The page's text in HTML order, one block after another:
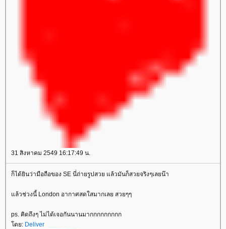
31 สิงหาคม 2549 16:17:49 น.
ก็ได้ยินว่ามือถือของ SE นี่ถ่ายรูปสวย แล้วมันก็สวยจริงๆเลยน๊า
แล้วช่วงนี้ London อากาศสดใสมากเลย สวยๆๆ
ps. คิดถึงๆ ไม่ได้เจอกันนานมากกกกกกกกก
โดย: Deliver